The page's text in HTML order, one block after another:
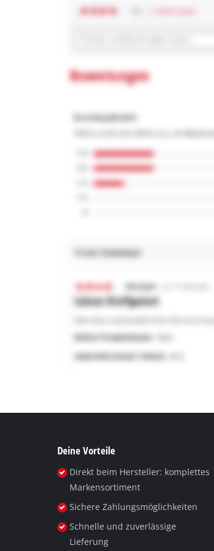
Deine Vorteile
Direkt beim Hersteller: komplettes
Markensortiment
Sichere Zahlungsmöglichkeiten
Schnelle und zuverlässige
Lieferung